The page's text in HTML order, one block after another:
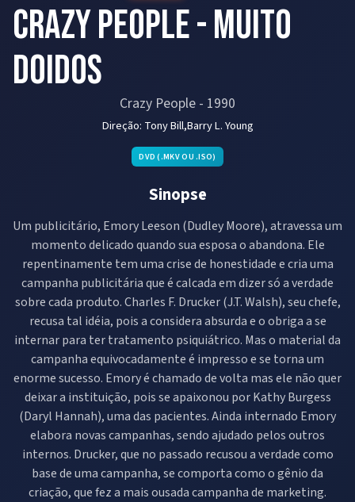
Crazy People - Muito
Doidos
Crazy People - 1990
Direção: Tony Bill,Barry L. Young
DVD (.MKV OU .ISO)
Sinopse
Um publicitário, Emory Leeson (Dudley Moore), atravessa um
momento delicado quando sua esposa o abandona. Ele
repentinamente tem uma crise de honestidade e cria uma
campanha publicitária que é calcada em dizer só a verdade
sobre cada produto. Charles F. Drucker (J.T. Walsh), seu chefe,
recusa tal idéia, pois a considera absurda e o obriga a se
internar para ter tratamento psiquiátrico. Mas o material da
campanha equivocadamente é impresso e se torna um
enorme sucesso. Emory é chamado de volta mas ele não quer
deixar a instituição, pois se apaixonou por Kathy Burgess
(Daryl Hannah), uma das pacientes. Ainda internado Emory
elabora novas campanhas, sendo ajudado pelos outros
internos. Drucker, que no passado recusou a verdade como
base de uma campanha, se comporta como o gênio da
criação, que fez a mais ousada campanha de marketing.